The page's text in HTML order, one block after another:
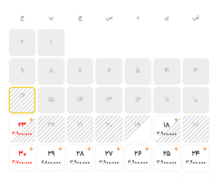
ش ی د س چ پ ج
1
2
3
4
5
6
7
8
9
10
11
12
13
14
15
16
17
18
3٬900٬000
19
20
21
22
23
3٬900٬000
24
3٬900٬000
25
3٬900٬000
26
3٬900٬000
27
3٬900٬000
28
3٬900٬000
29
6٬800٬000
30
3٬700٬000